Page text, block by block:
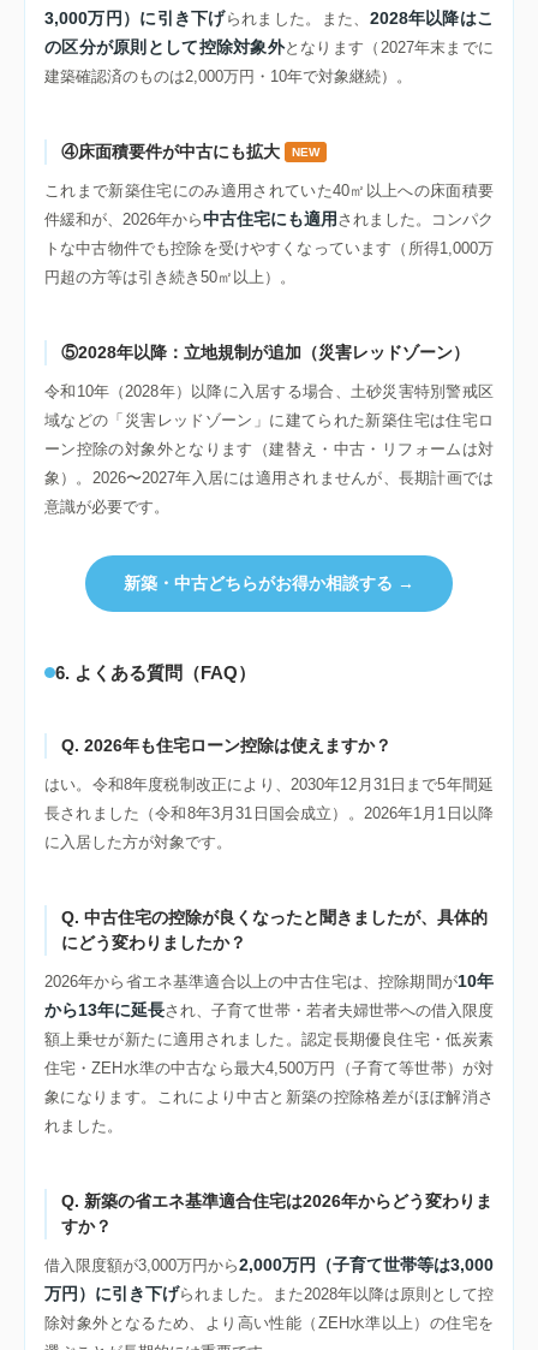
3,000万円）に引き下げられました。また、 2028年以降はこ
の区分が原則として控除対象外となります（2027年末までに
建築確認済のものは2,000万円・10年で対象継続）。
④床面積要件が中古にも拡大 NEW
これまで新築住宅にのみ適用されていた40㎡以上への床面積要
件緩和が、2026年から中古住宅にも適用 されました。コンパク
トな中古物件でも控除を受けやすくなっています（所得1,000万
円超の方等は引き続き50㎡以上）。
⑤2028年以降：立地規制が追加（災害レッドゾーン）
令和10年（2028年）以降に入居する場合、土砂災害特別警戒区
域などの「災害レッドゾーン」に建てられた新築住宅は住宅ロ
ーン控除の対象外となります（建替え・中古・リフォームは対
象）。2026〜2027年入居には適用されませんが、長期計画では
意識が必要です。
新築・中古どちらがお得か相談する →
6. よくある質問（FAQ）
Q. 2026年も住宅ローン控除は使えますか？
はい。令和8年度税制改正により、2030年12月31日まで5年間延
長されました（令和8年3月31日国会成立）。2026年1月1日以降
に入居した方が対象です。
Q. 中古住宅の控除が良くなったと聞きましたが、具体的
にどう変わりましたか？
2026年から省エネ基準適合以上の中古住宅は、控除期間が10年
から13年に延長され、子育て世帯・若者夫婦世帯への借入限度
額上乗せが新たに適用されました。認定長期優良住宅・低炭素
住宅・ZEH水準の中古なら最大4,500万円（子育て等世帯）が対
象になります。これにより中古と新築の控除格差がほぼ解消さ
れました。
Q. 新築の省エネ基準適合住宅は2026年からどう変わりま
すか？
借入限度額が3,000万円から2,000万円（子育て世帯等は3,000
万円）に引き下げられました。また2028年以降は原則として控
除対象外となるため、より高い性能（ZEH水準以上）の住宅を